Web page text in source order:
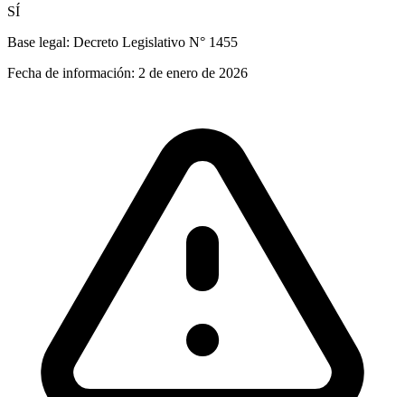
SÍ
Base legal: Decreto Legislativo N° 1455
Fecha de información: 2 de enero de 2026